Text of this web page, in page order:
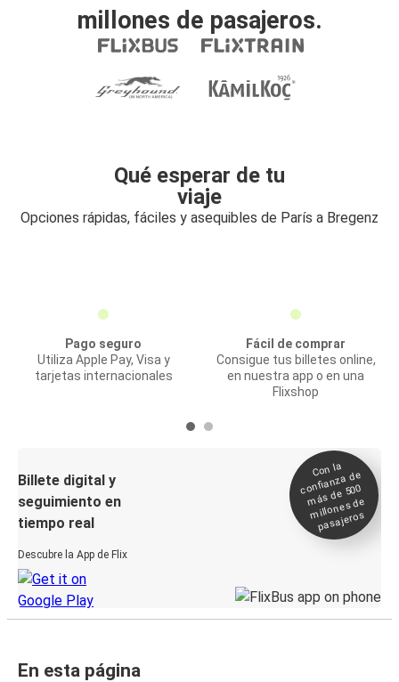
millones de pasajeros.
Qué esperar de tu
viaje
Opciones rápidas, fáciles y asequibles de París a Bregenz
Pago seguro
Utiliza Apple Pay, Visa y
tarjetas internacionales
Fácil de comprar
Consigue tus billetes online,
en nuestra app o en una
Flixshop
Billete digital y
seguimiento en
tiempo real
Descubre la App de Flix
Con la
confianza de
más de 500
millones de
pasajeros
En esta página